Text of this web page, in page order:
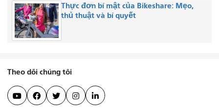
Thực đơn bí mật của Bikeshare: Mẹo,
thủ thuật và bí quyết
Theo dõi chúng tôi
    